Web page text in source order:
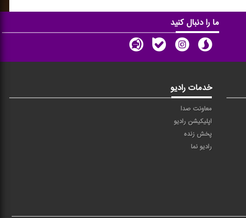
ما را دنبال کنید
خدمات رادیو
معاونت صدا
اپلیکیشن رادیو
پخش زنده
رادیو نما